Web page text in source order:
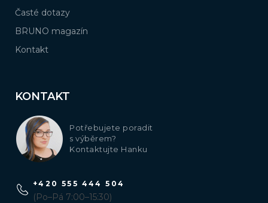
Časté dotazy
BRUNO magazín
Kontakt
KONTAKT
Potřebujete poradit
s výběrem?
Kontaktujte Hanku
+420 555 444 504
(Po–Pá 7:00–15:30)